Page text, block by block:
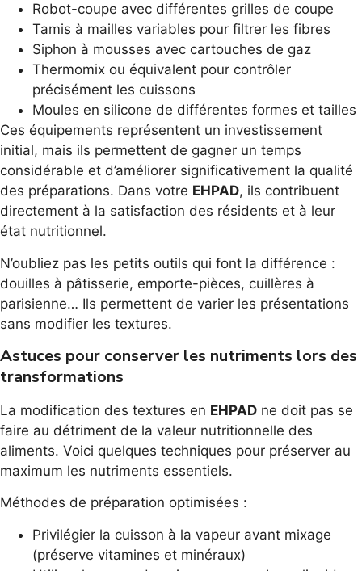
Robot-coupe avec différentes grilles de coupe
Tamis à mailles variables pour filtrer les fibres
Siphon à mousses avec cartouches de gaz
Thermomix ou équivalent pour contrôler
précisément les cuissons
Moules en silicone de différentes formes et tailles
Ces équipements représentent un investissement
initial, mais ils permettent de gagner un temps
considérable et d’améliorer significativement la qualité
des préparations. Dans votre EHPAD, ils contribuent
directement à la satisfaction des résidents et à leur
état nutritionnel.
N’oubliez pas les petits outils qui font la différence :
douilles à pâtisserie, emporte-pièces, cuillères à
parisienne… Ils permettent de varier les présentations
sans modifier les textures.
Astuces pour conserver les nutriments lors des
transformations
La modification des textures en EHPAD ne doit pas se
faire au détriment de la valeur nutritionnelle des
aliments. Voici quelques techniques pour préserver au
maximum les nutriments essentiels.
Méthodes de préparation optimisées :
Privilégier la cuisson à la vapeur avant mixage
(préserve vitamines et minéraux)